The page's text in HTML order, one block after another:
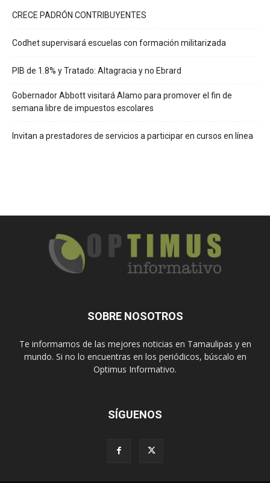
CRECE PADRÓN CONTRIBUYENTES
Codhet supervisará escuelas con formación militarizada
PIB de 1.8% y Tratado: Altagracia y no Ebrard
Gobernador Abbott visitará Alamo para promover el fin de
semana libre de impuestos escolares
Invitan a prestadores de servicios a participar en cursos en línea
SOBRE NOSOTROS
Te informamos de las mejores noticias en Tamaulipas y en
mundo. Si no lo encuentras en los periódicos, búscalo en
Optimus Informativo.
SÍGUENOS